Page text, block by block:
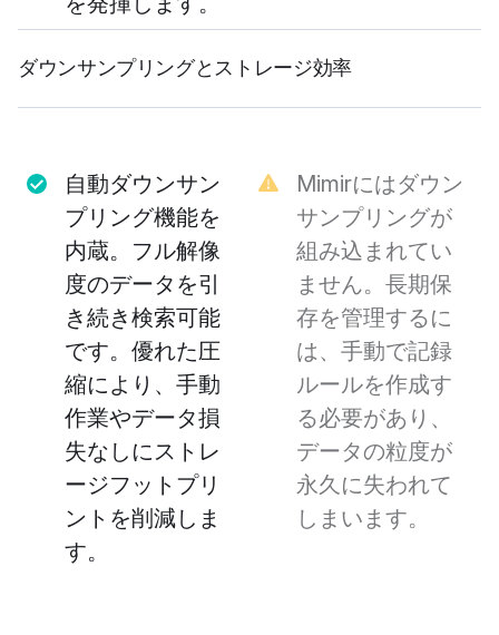
ダウンサンプリングとストレージ効率
自動ダウンサン
プリング機能を
内蔵。フル解像
度のデータを引
き続き検索可能
です。優れた圧
縮により、手動
作業やデータ損
失なしにストレ
ージフットプリ
ントを削減しま
す。
Mimirにはダウン
サンプリングが
組み込まれてい
ません。長期保
存を管理するに
は、手動で記録
ルールを作成す
る必要があり、
データの粒度が
永久に失われて
しまいます。